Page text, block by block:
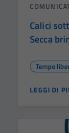
Calici
Secca
Tempo
LEGGI DI